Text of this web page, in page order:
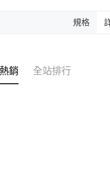
規格
銷 全站排行